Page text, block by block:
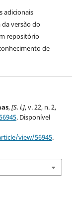
adicionais
versão do
repositório
de
,[S. l.], v. 22, n. 2,
. Disponível
view/56945.